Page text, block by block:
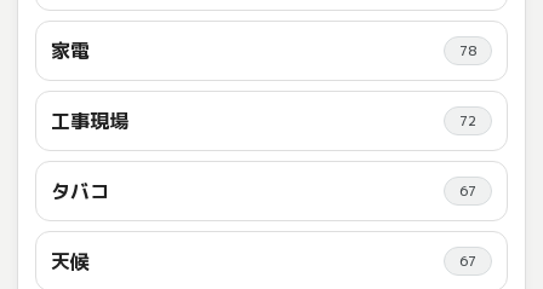
家電 78
工事現場 72
タバコ 67
天候 67